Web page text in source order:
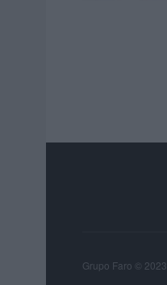
Grupo Faro © 2023